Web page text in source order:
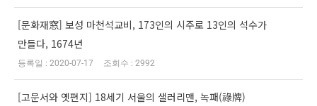
[문화재窓] 보성 마천석교비, 173인의 시주로 13인의 석수가
만들다, 1674년
2020-07-17 2992
[고문서와 옛편지] 18세기 서울의 샐러리맨, 녹패(祿牌)